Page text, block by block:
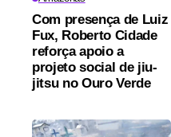
Com presença de Luiz
Fux, Roberto Cidade
reforça apoio a
projeto social de jiu-
jitsu no Ouro Verde